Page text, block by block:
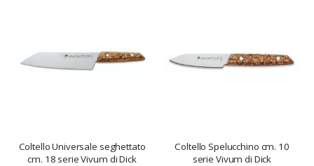
Coltello Universale seghettato
cm. 18 serie Vivum di Dick
Coltello Spelucchino cm. 10
serie Vivum di Dick